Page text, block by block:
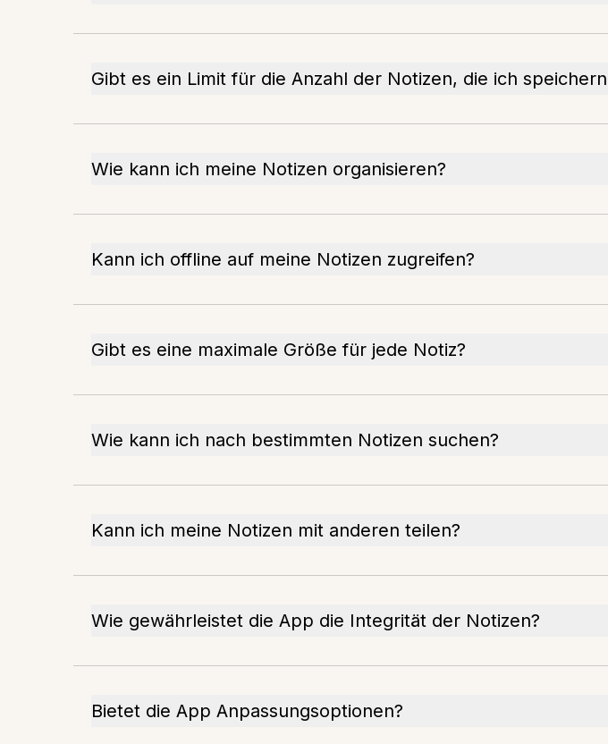
Gibt es ein Limit für die Anzahl der Notizen, die ich
Wie kann ich meine Notizen organisieren?
Kann ich offline auf meine Notizen zugreifen?
Gibt es eine maximale Größe für jede Notiz?
Wie kann ich nach bestimmten Notizen suchen?
Kann ich meine Notizen mit anderen teilen?
Wie gewährleistet die App die Integrität der Notizen?
Bietet die App Anpassungsoptionen?